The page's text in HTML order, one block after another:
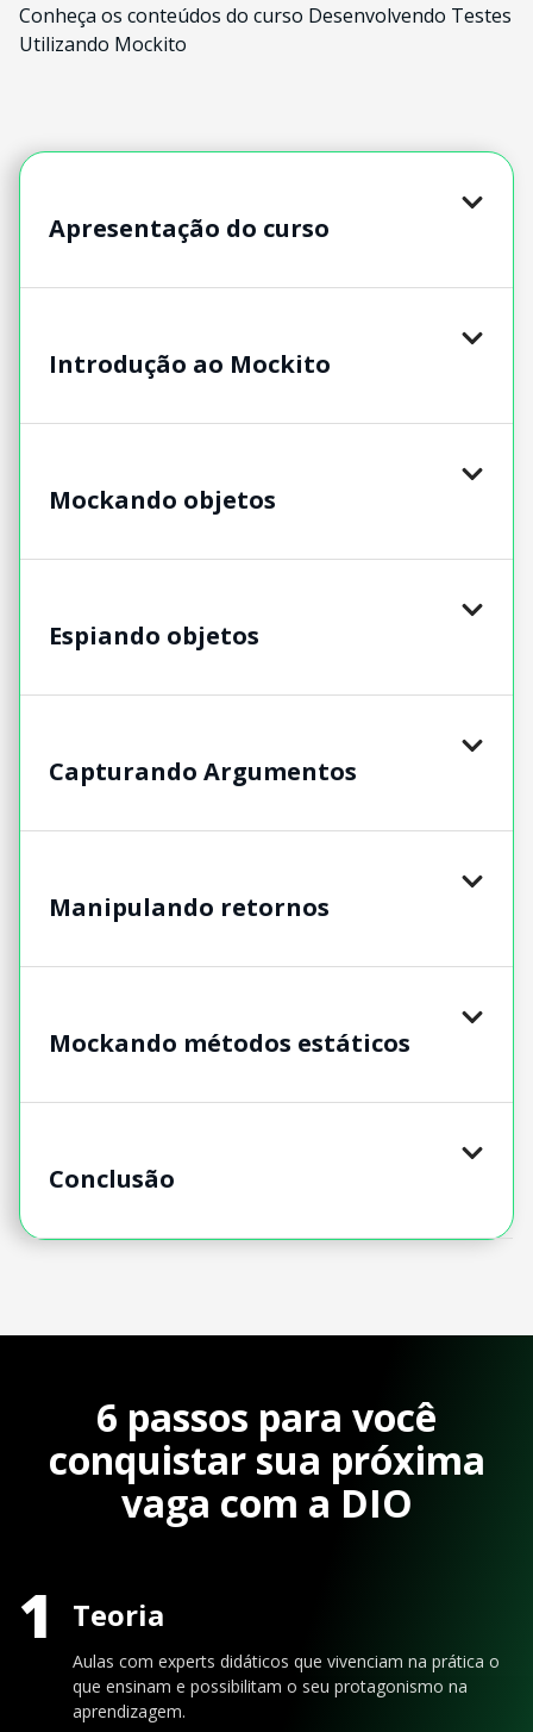
Conheça os conteúdos do curso Desenvolvendo Testes
Utilizando Mockito
Apresentação do curso
Introdução ao Mockito
Mockando objetos
Espiando objetos
Capturando Argumentos
Manipulando retornos
Mockando métodos estáticos
Conclusão
6 passos para você
conquistar sua próxima
vaga com a DIO
1 Teoria
Aulas com experts didáticos que vivenciam na prática o
que ensinam e possibilitam o seu protagonismo na
aprendizagem.